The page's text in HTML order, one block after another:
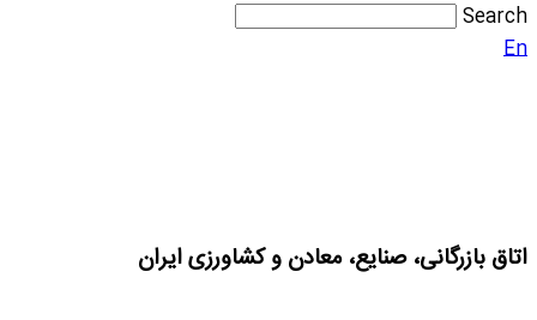
Search
En
اتاق بازرگانی، صنایع، معادن و کشاورزی ایران